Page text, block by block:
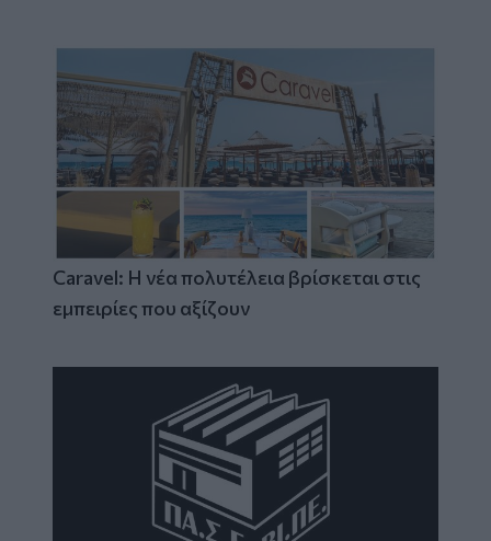
Caravel: Η νέα πολυτέλεια βρίσκεται στις
εμπειρίες που αξίζουν